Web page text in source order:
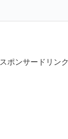
スポンサードリンク